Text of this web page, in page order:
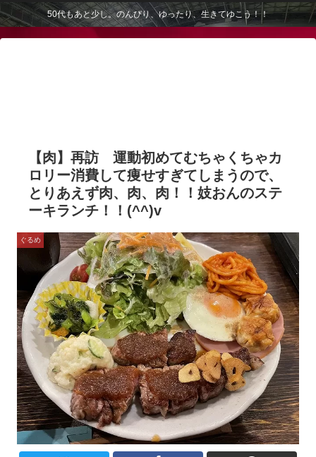
50代もあと少し。のんびり、ゆったり、生きてゆこう！！
【肉】再訪 運動初めてむちゃくちゃカ
ロリー消費して痩せすぎてしまうので、
とりあえず肉、肉、肉！！妓おんのステ
ーキランチ！！(^^)v
ぐるめ